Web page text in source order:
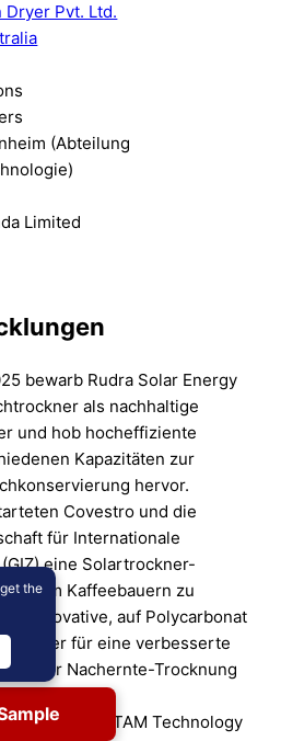
Pvt. Ltd.
(Abteilung
Limited
bewarb Rudra Solar Energy
als nachhaltige
und hob hocheffiziente
Kapazitäten zur
hervor.
Covestro und die
für Internationale
eine Solartrockner-
um Kaffeebauern zu
innovative, auf Polycarbonat
für eine verbesserte
der Nachernte-Trocknung
das GITAM Technology
the